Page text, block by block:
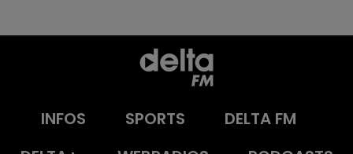
INFOS SPORTS
DELTA FM